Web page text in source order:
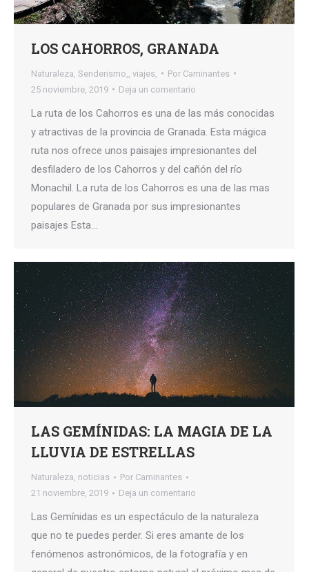
LOS CAHORROS, GRANADA
Naturaleza Senderismo, viajes, Por Caminantes
25 noviembre, 2019
Deja un comentario
La ruta de los Cahorros es una de las más conocidas
y atractivas de la provincia de Granada. Esta mágica
ruta nos ofrece unos paisajes impresionantes del
desfiladero de los Cahorros y del cañón del río
Monachil. La ruta de los Cahorros es una de las mas
populares de Granada por sus impresionantes
paisajes Esta…
LAS GEMÍNIDAS: LA MAGIA DE LA
LLUVIA DE ESTRELLAS
Naturaleza, noticias Por Caminantes
21 noviembre, 2019
Deja un comentario
Las Gemínidas es un espectáculo de la naturaleza
que no te puedes perder. Si eres amante de los
fenómenos astronómicos, de la fotografía y en